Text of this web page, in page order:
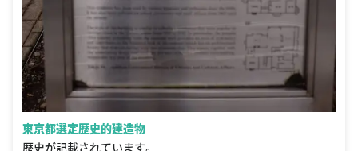
東京都選定歴史的建造物
歴史が記載されています。